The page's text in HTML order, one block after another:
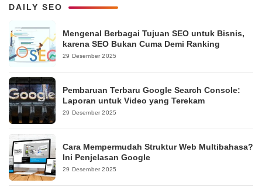
DAILY SEO
Mengenal Berbagai Tujuan SEO untuk Bisnis,
karena SEO Bukan Cuma Demi Ranking
29 Desember 2025
Pembaruan Terbaru Google Search Console:
Laporan untuk Video yang Terekam
29 Desember 2025
Cara Mempermudah Struktur Web Multibahasa?
Ini Penjelasan Google
29 Desember 2025